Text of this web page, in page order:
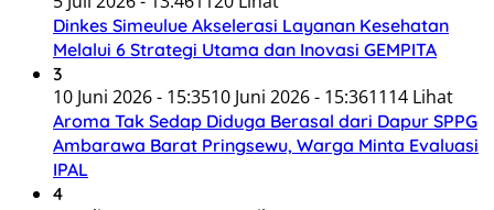
Dinkes Simeulue Akselerasi Layanan Kesehatan
Melalui 6 Strategi Utama dan Inovasi GEMPITA
3
10 Juni 2026 - 15:3510 Juni 2026 - 15:361114 Lihat
Aroma Tak Sedap Diduga Berasal dari Dapur SPPG
Ambarawa Barat Pringsewu, Warga Minta Evaluasi
IPAL
4